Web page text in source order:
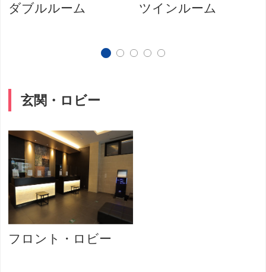
ダブルルーム ツインルーム
玄関・ロビー
フロント・ロビー